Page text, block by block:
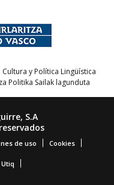
y Política Lingüística
Politika Sailak lagunduta
S.A
de uso Cookies